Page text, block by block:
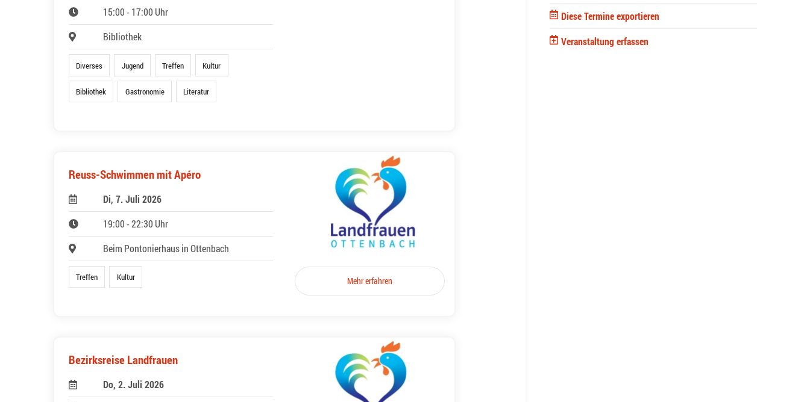
15:00 - 17:00 Uhr
Bibliothek
Diverses Jugend Treffen Kultur
Bibliothek Gastronomie Literatur
Reuss-Schwimmen mit Apéro
Di, 7. Juli 2026
19:00 - 22:30 Uhr
Beim Pontonierhaus in Ottenbach
Treffen Kultur Mehr erfahren
Bezirksreise Landfrauen
Do, 2. Juli 2026
Diese Termine exportieren
Veranstaltung erfassen